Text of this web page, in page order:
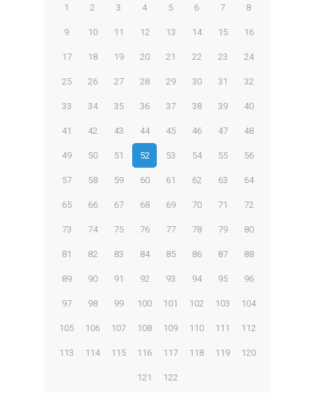
1 2 3 4 5 6 7 8
9 10 11 12 13 14 15 16
17 18 19 20 21 22 23 24
25 26 27 28 29 30 31 32
33 34 35 36 37 38 39 40
41 42 43 44 45 46 47 48
49 50 51 52 53 54 55 56
57 58 59 60 61 62 63 64
65 66 67 68 69 70 71 72
73 74 75 76 77 78 79 80
81 82 83 84 85 86 87 88
89 90 91 92 93 94 95 96
97 98 99 100 101 102 103 104
105 106 107 108 109 110 111 112
113 114 115 116 117 118 119 120
121 122